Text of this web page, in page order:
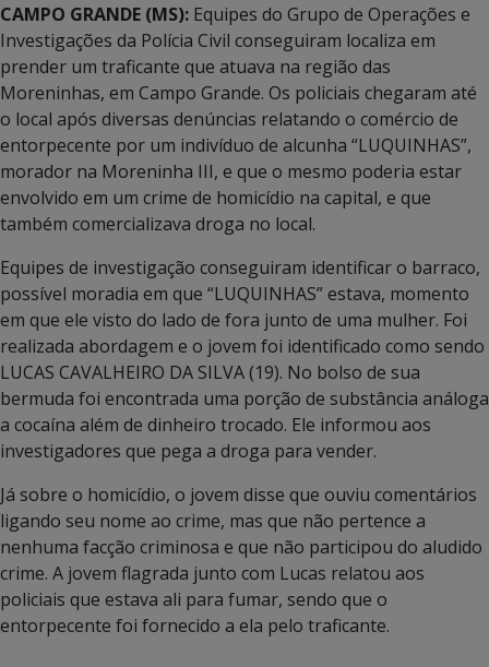
CAMPO GRANDE (MS): Equipes do Grupo de Operações e
Investigações da Polícia Civil conseguiram localiza em
prender um traficante que atuava na região das
Moreninhas, em Campo Grande. Os policiais chegaram até
o local após diversas denúncias relatando o comércio de
entorpecente por um indivíduo de alcunha “LUQUINHAS”,
morador na Moreninha III, e que o mesmo poderia estar
envolvido em um crime de homicídio na capital, e que
também comercializava droga no local.
Equipes de investigação conseguiram identificar o barraco,
possível moradia em que “LUQUINHAS” estava, momento
em que ele visto do lado de fora junto de uma mulher. Foi
realizada abordagem e o jovem foi identificado como sendo
LUCAS CAVALHEIRO DA SILVA (19). No bolso de sua
bermuda foi encontrada uma porção de substância análoga
a cocaína além de dinheiro trocado. Ele informou aos
investigadores que pega a droga para vender.
Já sobre o homicídio, o jovem disse que ouviu comentários
ligando seu nome ao crime, mas que não pertence a
nenhuma facção criminosa e que não participou do aludido
crime. A jovem flagrada junto com Lucas relatou aos
policiais que estava ali para fumar, sendo que o
entorpecente foi fornecido a ela pelo traficante.